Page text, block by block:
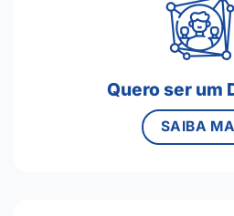
Quero ser um
SAIBA